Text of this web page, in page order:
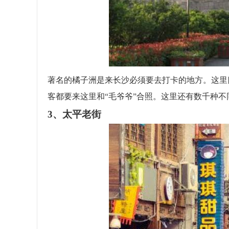
著名的橘子洲是来长沙必须要去打卡的地方。这
客都要来这里和“毛爷爷”合照。这里还有数千种
3、太平老街